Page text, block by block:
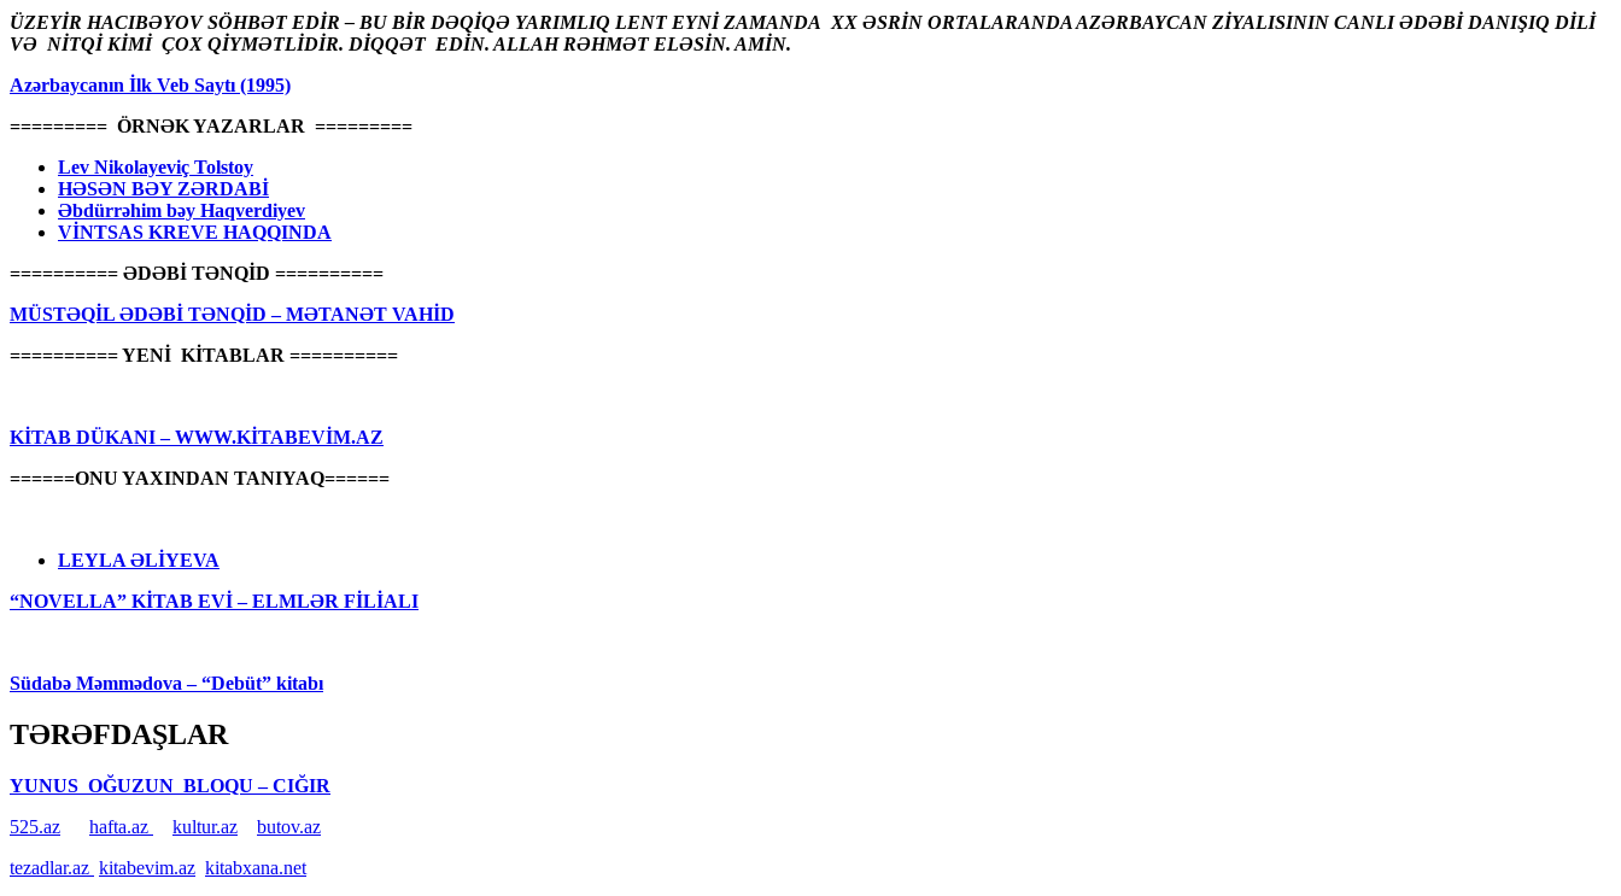
ÜZEYİR HACIBƏYOV SÖHBƏT EDİR – BU BİR DƏQİQƏ YARIMLIQ LENT EYNİ ZAMANDA XX ƏSRİN ORTALARANDA AZƏRBAYCAN ZİYALISININ CANLI ƏDƏBİ DANIŞIQ DİLİ
VƏ NİTQİ KİMİ ÇOX QİYMƏTLİDİR. DİQQƏT EDİN. ALLAH RƏHMƏT ELƏSİN. AMİN.
Azərbaycanın İlk Veb Saytı (1995)
========= ÖRNƏK YAZARLAR =========
Lev Nikolayeviç Tolstoy
HƏSƏN BƏY ZƏRDABİ
Əbdürrəhim bəy Haqverdiyev
VİNTSAS KREVE HAQQINDA
========== ƏDƏBİ TƏNQİD ==========
MÜSTƏQİL ƏDƏBİ TƏNQİD – MƏTANƏT VAHİD
========== YENİ KİTABLAR ==========
KİTAB DÜKANI – WWW.KİTABEVİM.AZ
======ONU YAXINDAN TANIYAQ======
LEYLA ƏLİYEVA
“NOVELLA” KİTAB EVİ – ELMLƏR FİLİALI
Südabə Məmmədova – “Debüt” kitabı
TƏRƏFDAŞLAR
YUNUS OĞUZUN BLOQU – CIĞIR
525.az
hafta.az kultur.az
butov.az
tezadlar.az kitabevim.az kitabxana.net